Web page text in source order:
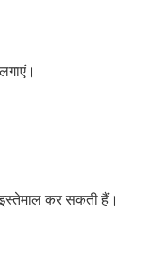
कर सकती हैं।